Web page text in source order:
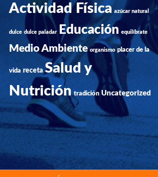
Actividad Física azúcar natural
dulce dulce paladar Educación equilíbrate
Medio Ambiente organismo placer de la
vida receta Salud y
Nutrición tradición Uncategorized